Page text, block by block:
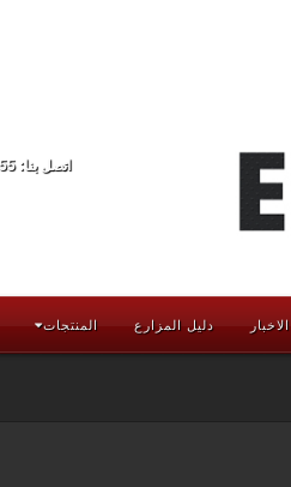
اتصل بنا: 01014215555
المنتجات دليل المزارع الاخبار